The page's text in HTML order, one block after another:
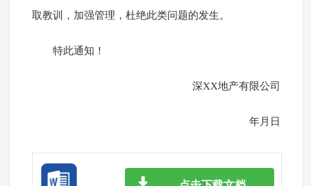
取教训，加强管理，杜绝此类问题的发生。
特此通知！
深XX地产有限公司
年月日